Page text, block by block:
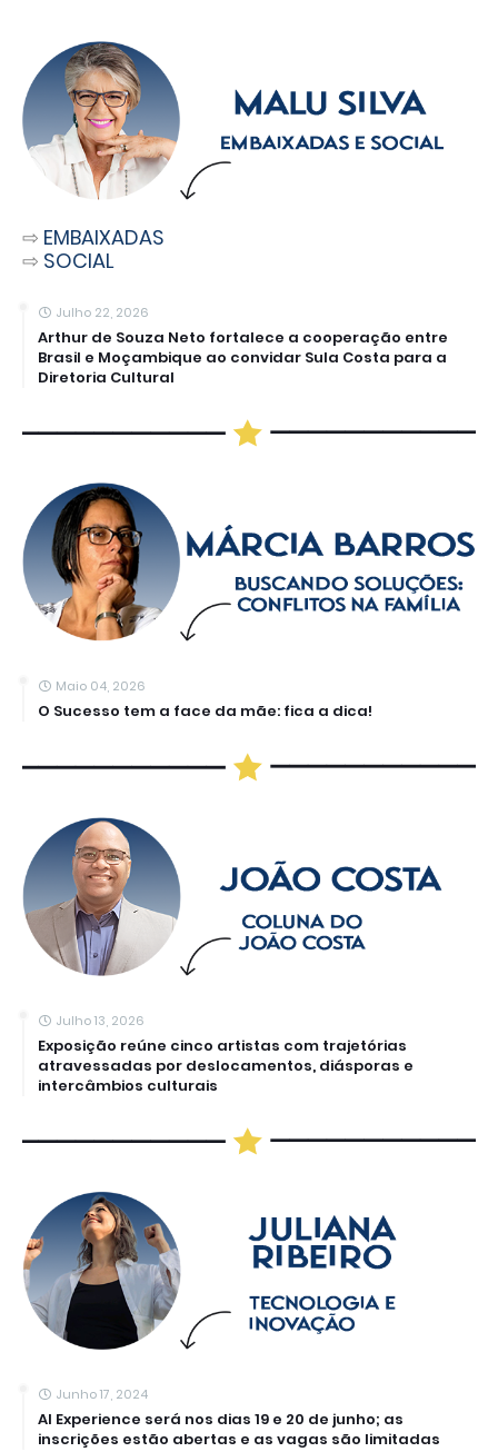
⇨ EMBAIXADAS
⇨ SOCIAL
Julho 22, 2026
Arthur de Souza Neto fortalece a cooperação entre
Brasil e Moçambique ao convidar Sula Costa para a
Diretoria Cultural
Maio 04, 2026
O Sucesso tem a face da mãe: fica a dica!
Julho 13, 2026
Exposição reúne cinco artistas com trajetórias
atravessadas por deslocamentos, diásporas e
intercâmbios culturais
Junho 17, 2024
AI Experience será nos dias 19 e 20 de junho; as
inscrições estão abertas e as vagas são limitadas